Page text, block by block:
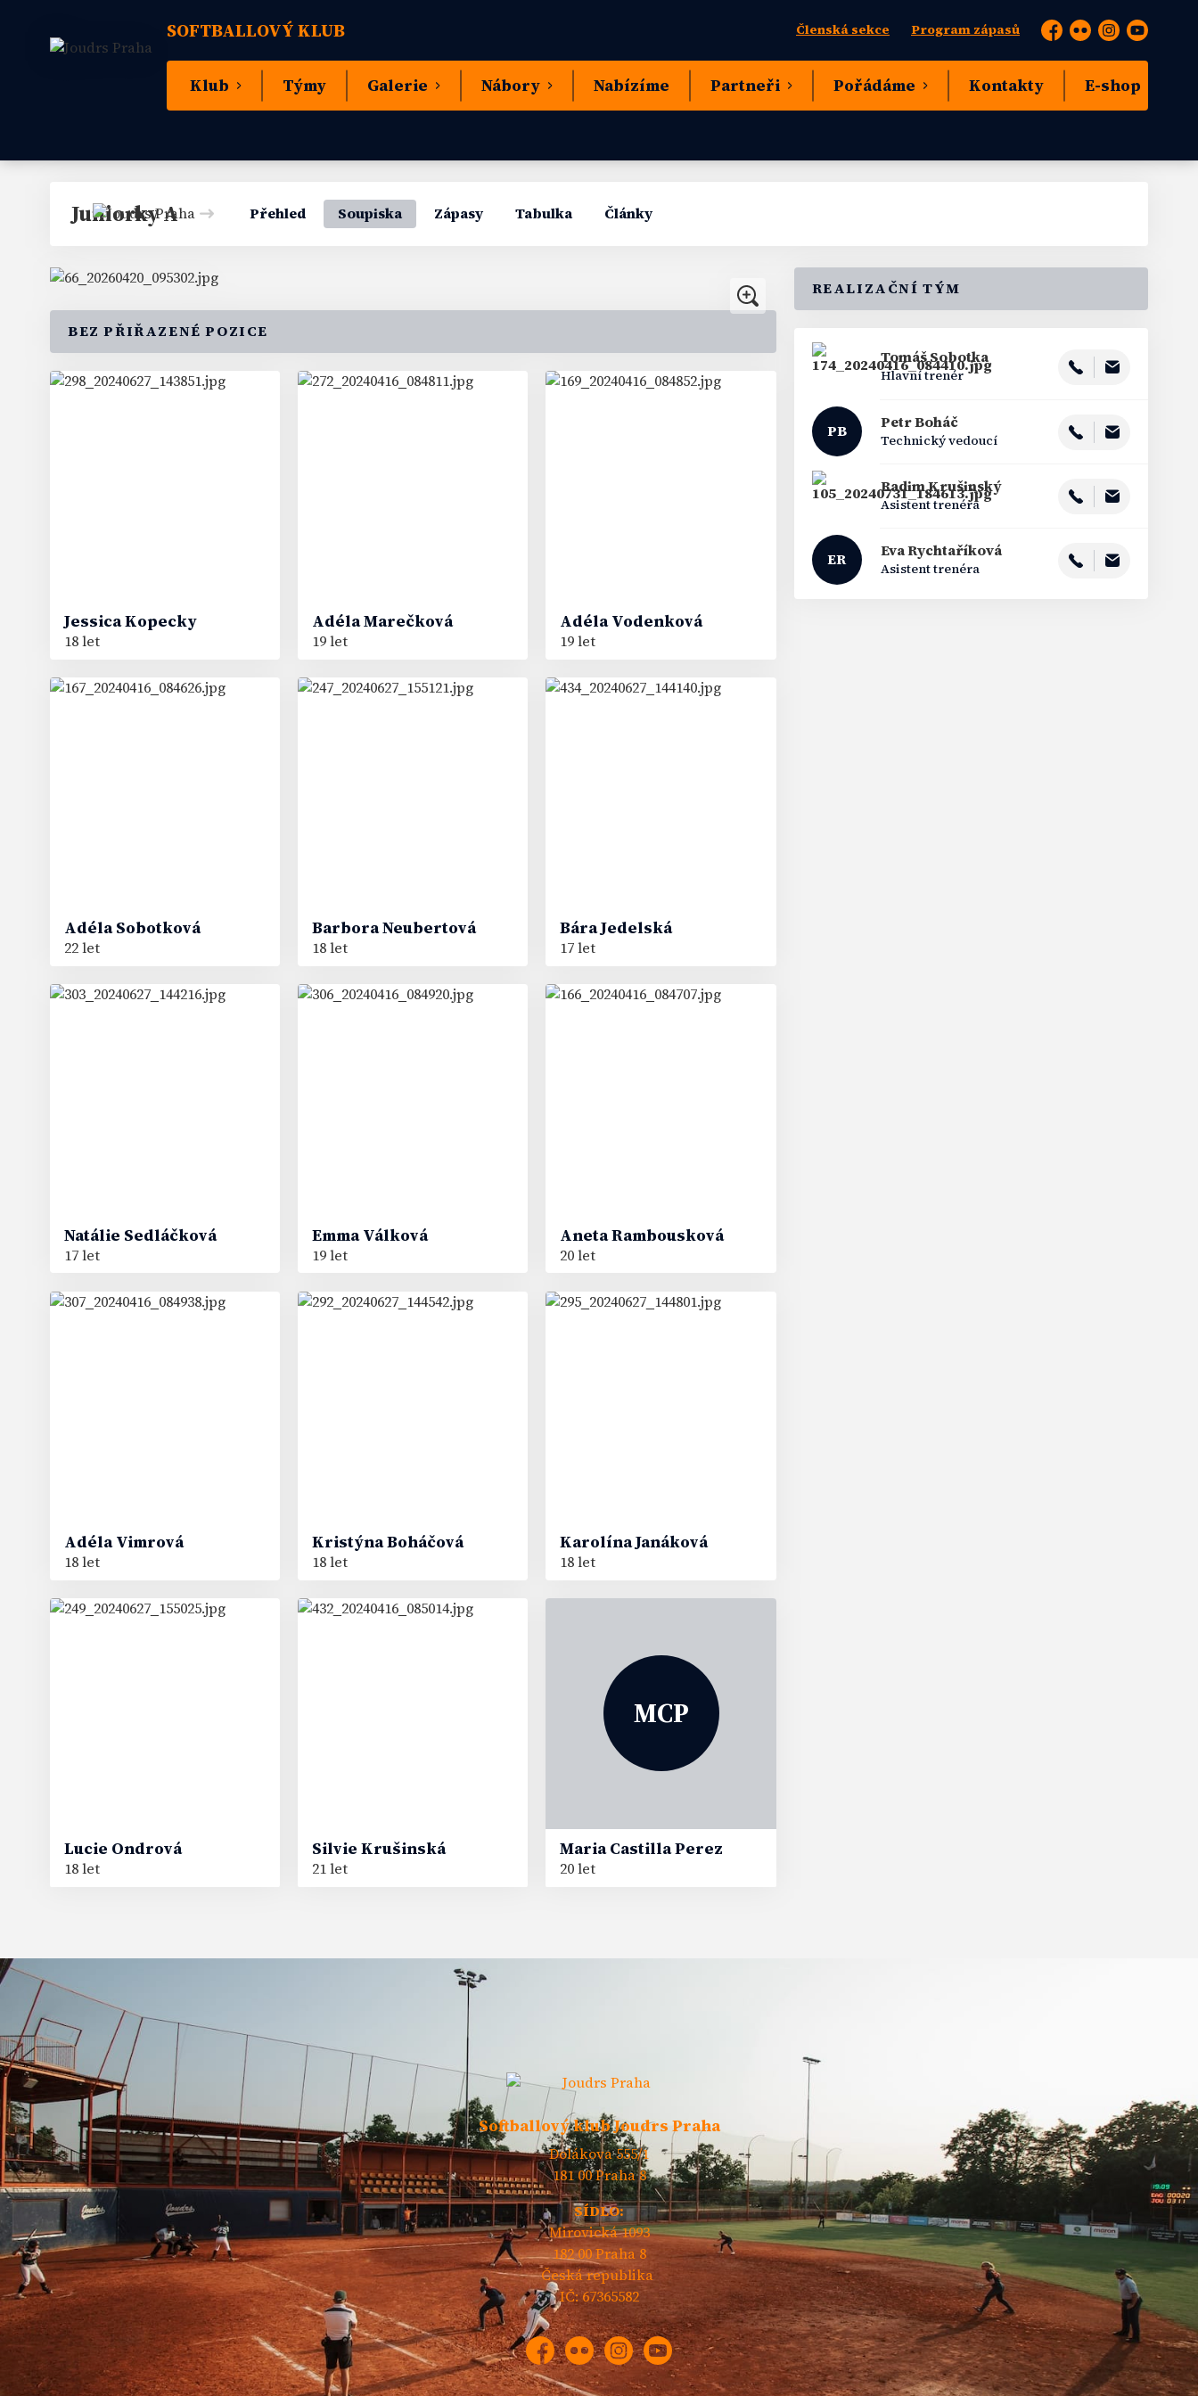
SOFTBALLOVÝ KLUB Členská sekce Program zápasů Facebook
FlickrInstagram
YouTube
Klub Týmy Galerie Nábory Nabízíme Partneři Pořádáme Kontakty E-shop
Juniorky A Přehled Soupiska Zápasy Tabulka Články
REALIZAČNÍ TÝM
TomášSobotka
Hlavní trenér
PB PetrBoháč
Technický vedoucí
RadimKrušinský
Asistent trenéra
ER EvaRychtaříková
Asistent trenéra
BEZ PŘIŘAZENÉ POZICE
JessicaKopecky
18 let
5
AdélaMarečková
19 let
19
AdélaVodenková
19 let
21
AdélaSobotková
22 let
23
BarboraNeubertová
18 let
30
BáraJedelská
17 let
33
Natálie Sedláčková
17 let
44
EmmaVálková
19 let
50
AnetaRambousková
20 let
51
AdélaVimrová
18 let
59
KristýnaBoháčová
18 let
68
KarolínaJanáková
18 let
77
Lucie Ondrová
18 let
81
SilvieKrušinská
21 let
91
MCP
MariaCastilla Perez
20 let
Softballový klub Joudrs Praha
Dolákova 555/1
181 00 Praha 8
SÍDLO:
Mirovická 1093
182 00 Praha 8
Česká republika
IČ: 67365582
Facebook
FlickrInstagramYouTube